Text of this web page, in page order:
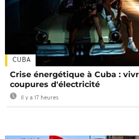
CUBA
Crise énergétique à Cuba :
coupures d'électricité
Il y a 17 heures